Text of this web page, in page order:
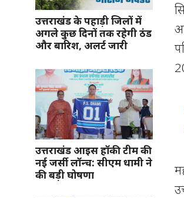
उत्तराखंड के पहाड़ी जिलों में
अगले कुछ दिनों तक रहेगी ठंड
और बारिश, अलर्ट जारी
उत्तराखंड आइस हॉकी टीम की
नई जर्सी लॉन्च: सीएम धामी ने
की बड़ी घोषणा